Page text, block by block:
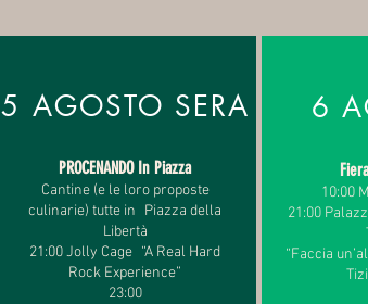
5 AGOSTO SERA
PROCENANDO In Piazza
Cantine (e le loro proposte
culinarie) tutte in Piazza della
Libertà
21:00 Jolly Cage “A Real Hard
Rock Experience”
23:00
6
10:00
21:00
“Faccia